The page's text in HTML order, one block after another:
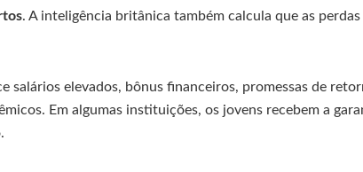
. A inteligência britânica também calcula que as perdas
salários elevados, bônus financeiros, promessas de
Em algumas instituições, os jovens recebem a